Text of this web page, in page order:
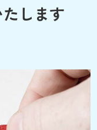
します